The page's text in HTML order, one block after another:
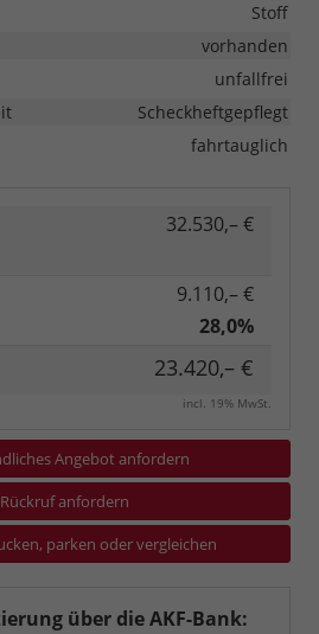
Stoff
vorhanden
unfallfrei
Scheckheftgepflegt
fahrtauglich
32.530,– €
9.110,– €
28,0%
23.420,– €
incl. 19% MwSt.
Angebot anfordern
Rückruf anfordern
parken oder vergleichen
über die AKF-Bank: